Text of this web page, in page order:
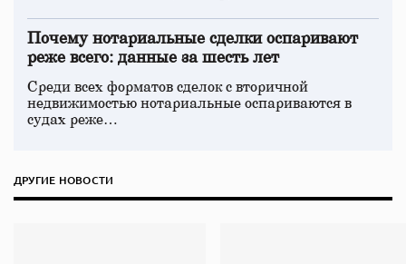
Почему нотариальные сделки оспаривают
реже всего: данные за шесть лет
Среди всех форматов сделок с вторичной
недвижимостью нотариальные оспариваются в
судах реже…
ДРУГИЕ НОВОСТИ